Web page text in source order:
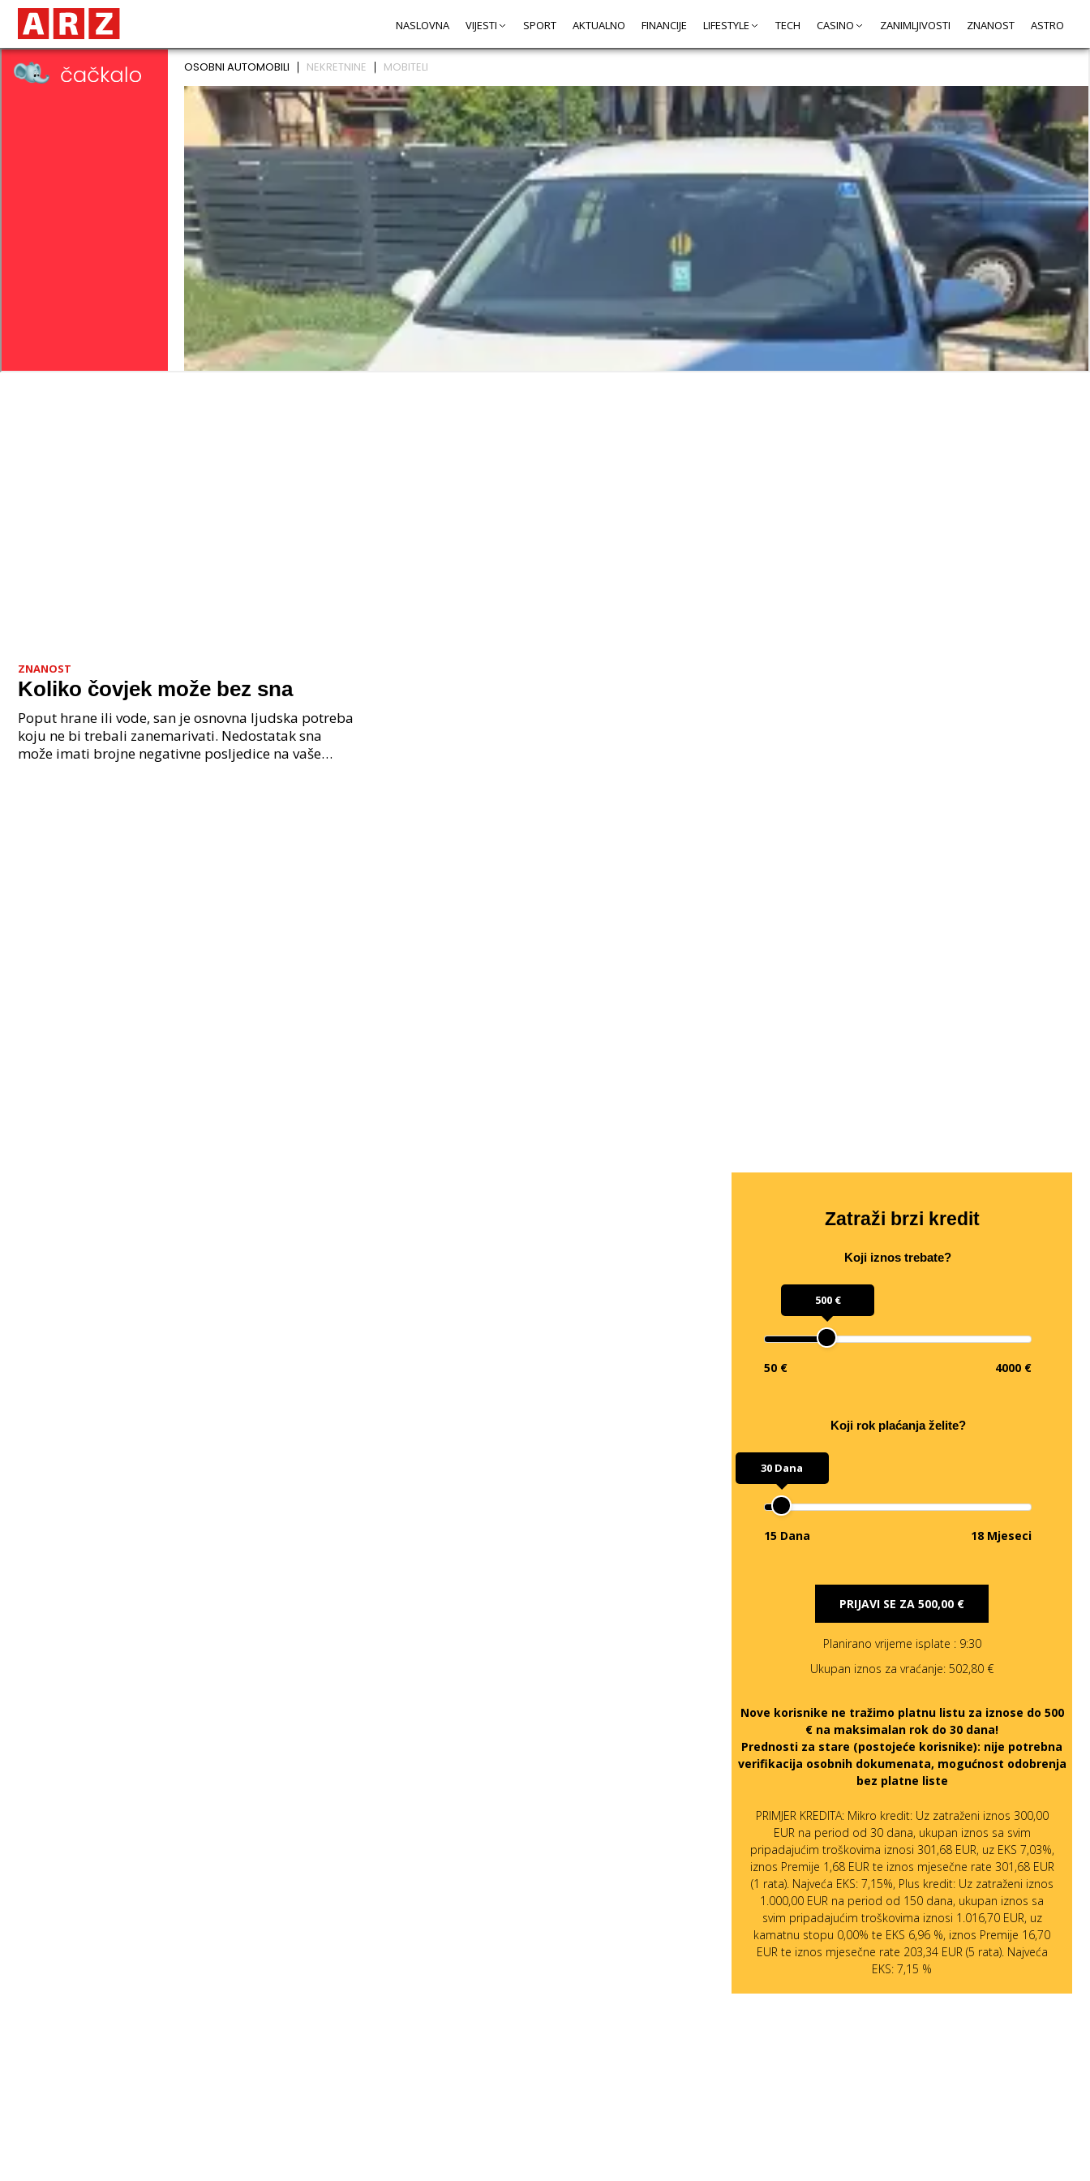
NASLOVNA VIJESTI SPORT AKTUALNO FINANCIJE LIFESTYLE TECH CASINO ZANIMLJIVOSTI ZNANOST ASTRO
ZNANOST
Koliko čovjek može bez sna
Poput hrane ili vode, san je osnovna ljudska potreba
koju ne bi trebali zanemarivati. Nedostatak sna
može imati brojne negativne posljedice na vaše
Zatraži brzi kredit
Koji iznos trebate?
500 €
50 € 4000 €
Koji rok plaćanja želite?
30 Dana
15 Dana 18 Mjeseci
PRIJAVI SE ZA 500,00 €
Planirano vrijeme isplate : 9:30
Ukupan iznos za vraćanje: 502,80 €
Nove korisnike ne tražimo platnu listu za iznose do 500
€ na maksimalan rok do 30 dana!
Prednosti za stare (postojeće korisnike): nije potrebna
verifikacija osobnih dokumenata, mogućnost odobrenja
bez platne liste
PRIMJER KREDITA: Mikro kredit: Uz zatraženi iznos 300,00
EUR na period od 30 dana, ukupan iznos sa svim
pripadajućim troškovima iznosi 301,68 EUR, uz EKS 7,03%,
iznos Premije 1,68 EUR te iznos mjesečne rate 301,68 EUR
(1 rata). Najveća EKS: 7,15%, Plus kredit: Uz zatraženi iznos
1.000,00 EUR na period od 150 dana, ukupan iznos sa
svim pripadajućim troškovima iznosi 1.016,70 EUR, uz
kamatnu stopu 0,00% te EKS 6,96 %, iznos Premije 16,70
EUR te iznos mjesečne rate 203,34 EUR (5 rata). Najveća
EKS: 7,15 %